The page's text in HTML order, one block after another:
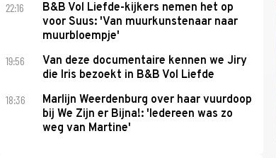
22:16
B&B Vol Liefde-kijkers nemen het op
voor Suus: 'Van muurkunstenaar naar
muurbloempje'
19:56
Van deze documentaire kennen we Jiry
die Iris bezoekt in B&B Vol Liefde
18:36
Marlijn Weerdenburg over haar vuurdoop
bij We Zijn er Bijna!: 'Iedereen was zo
weg van Martine'